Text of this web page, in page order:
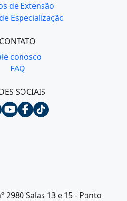
de Extensão
Especialização
CONTATO
conosco
FAQ
SOCIAIS
2980 Salas 13 e 15 - Ponto